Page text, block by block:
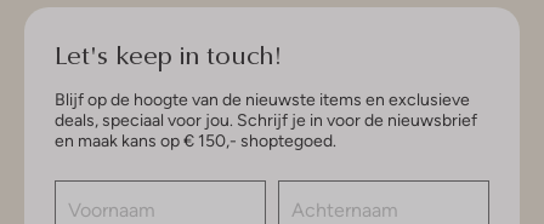
Let's keep in touch!
Blijf op de hoogte van de nieuwste items en exclusieve
deals, speciaal voor jou. Schrijf je in voor de nieuwsbrief
en maak kans op € 150,- shoptegoed.